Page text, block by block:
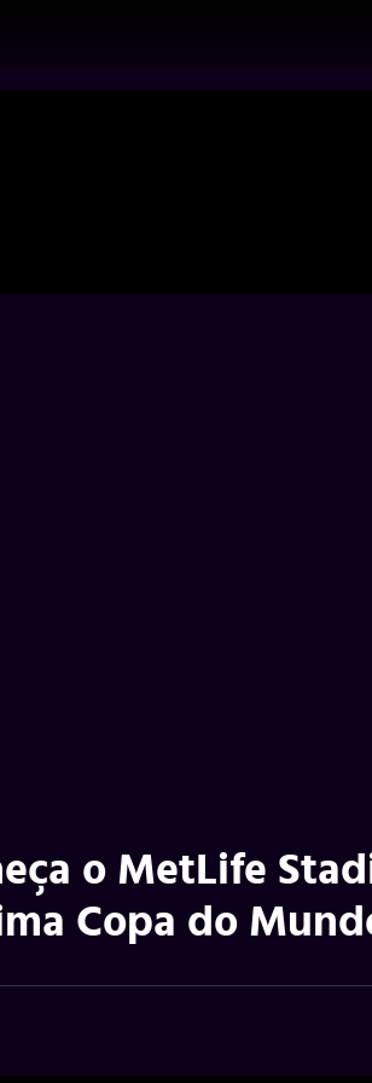
o MetLife
Copa do